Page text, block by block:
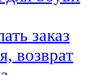
заказ
возврат